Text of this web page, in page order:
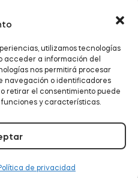
utilizamos tecnologías
acceder a información del
nos permitirá procesar
navegación o identificadores
retirar el consentimiento puede
y características.
de privacidad
Relé BleBox
Relé BleBox